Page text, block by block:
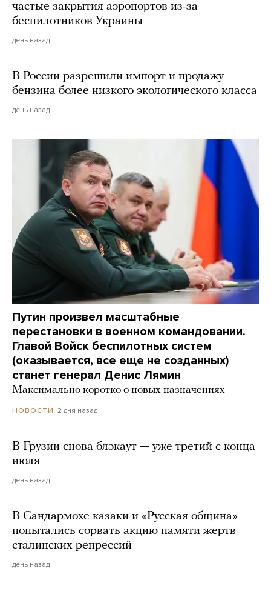
частые закрытия аэропортов из-за
беспилотников Украины
день назад
В России разрешили импорт и продажу
бензина более низкого экологического класса
день назад
Путин произвел масштабные
перестановки в военном командовании.
Главой Войск беспилотных систем
(оказывается, все еще не созданных)
станет генерал Денис Лямин
Максимально коротко о новых назначениях
НОВОСТИ 2 дня назад
В Грузии снова блэкаут — уже третий с конца
июля
день назад
В Сандармохе казаки и «Русская община»
попытались сорвать акцию памяти жертв
сталинских репрессий
день назад